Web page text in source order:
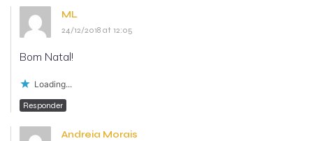
ML
24/12/2018 at 12:05
Bom Natal!
Loading...
Responder
Andreia Morais